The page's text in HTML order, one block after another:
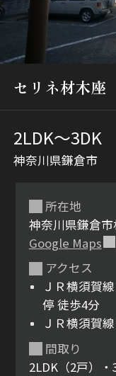
九州
市区郡・路線・
通勤・通学時間
地図から探す
シャーメゾンとは
セリネ材木座
2LDK〜3DK
神奈川県鎌倉市
所在地
神奈川県鎌倉
Google Maps
アクセス
ＪＲ横須賀
停 徒歩4分
ＪＲ横須賀
間取り
2LDK（2戸）・